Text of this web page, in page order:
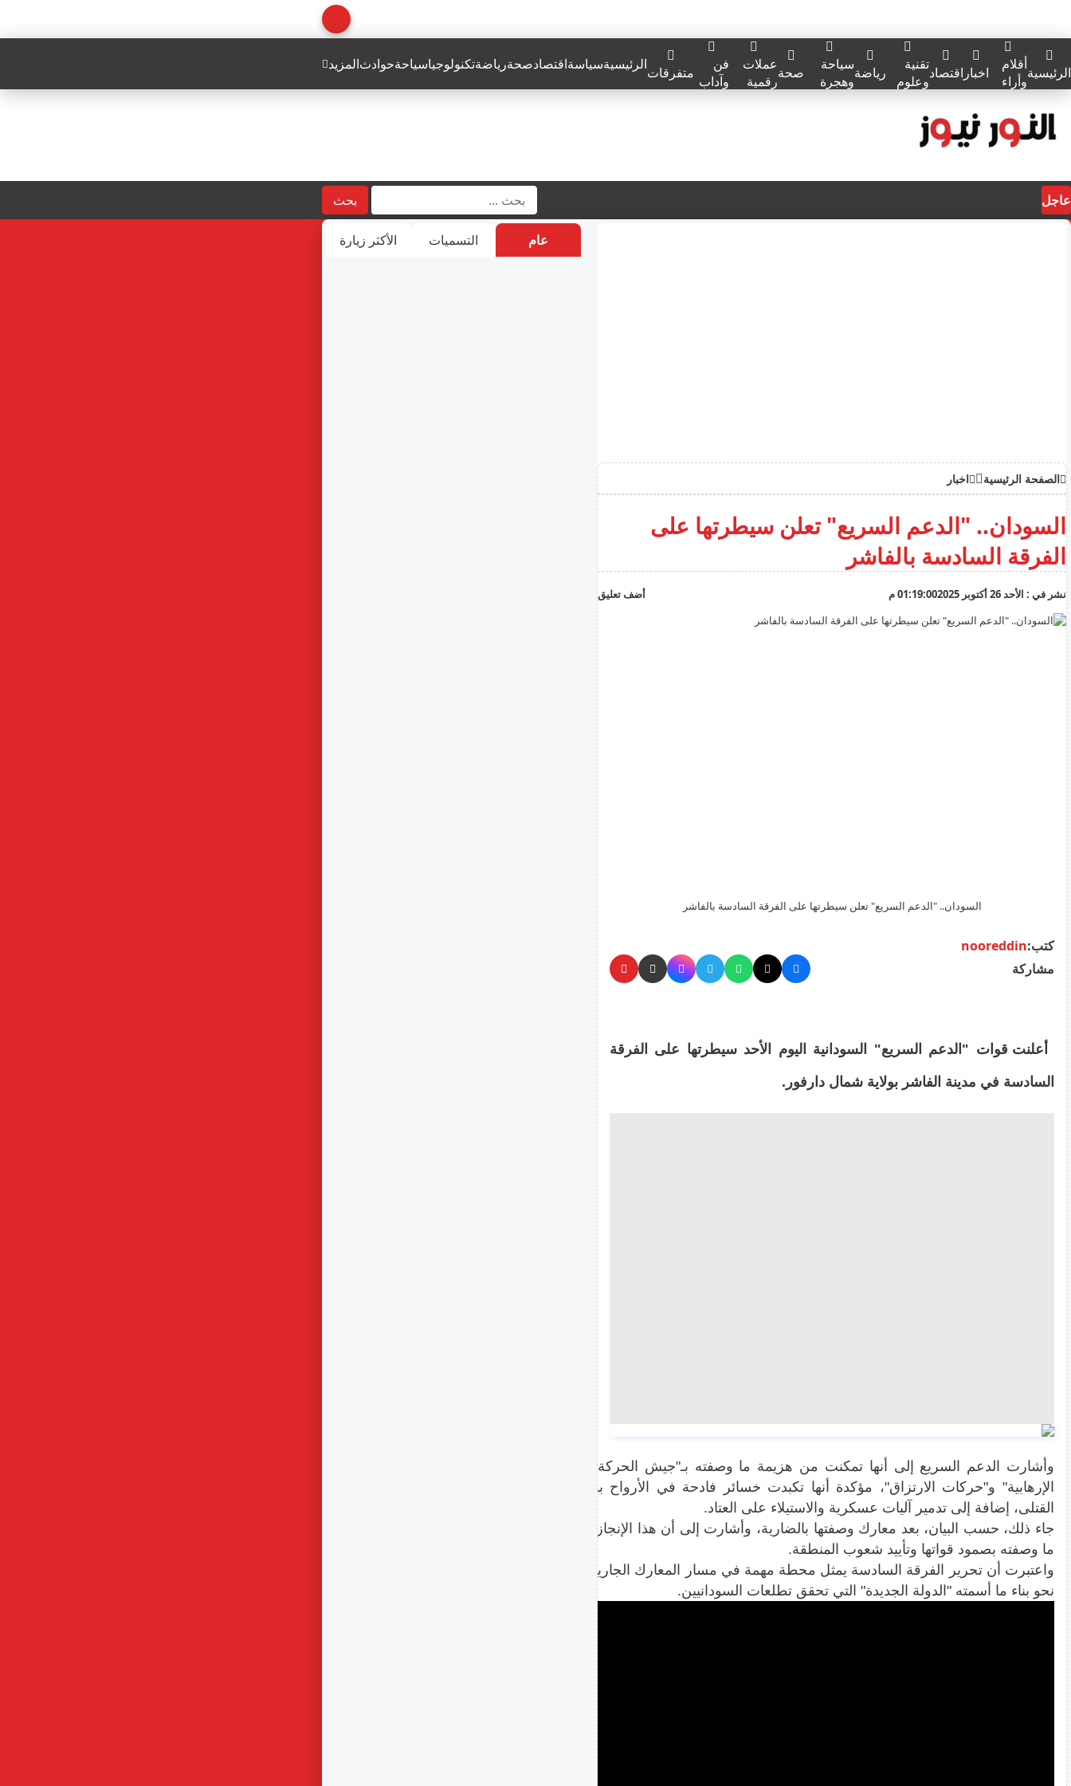
الرئيسيةأقلام
وأراء
اخبار اقتصادتقنية
وعلوم
رياضةسياحة
وهجرة
صحةعملات
رقمية
فن
وآداب متفرقاتالرئيسيةسياسةاقتصادصحةرياضةتكنولوجياسياحةحوادثالمزيد
عاجل بحث
الصفحة الرئيسية اخبار
السودان.. "الدعم السريع" تعلن سيطرتها على
الفرقة السادسة بالفاشر
نشر في : الأحد 26 أكتوبر 2025 01:19:00 م أضف تعليق
السودان.. "الدعم السريع" تعلن سيطرتها على الفرقة السادسة بالفاشر
كتب:nooreddin
مشاركة
أعلنت قوات "الدعم السريع" السودانية اليوم الأحد سيطرتها على الفرقة
السادسة في مدينة الفاشر بولاية شمال دارفور.
وأشارت الدعم السريع إلى أنها تمكنت من هزيمة ما وصفته بـ"جيش الحركة الإسلامية
الإرهابية" و"حركات الارتزاق"، مؤكدة أنها تكبدت خسائر فادحة في الأرواح بلغت آلاف
القتلى، إضافة إلى تدمير آليات عسكرية والاستيلاء على العتاد.
جاء ذلك، حسب البيان، بعد معارك وصفتها بالضارية، وأشارت إلى أن هذا الإنجاز تم بفضل
ما وصفته بصمود قواتها وتأييد شعوب المنطقة.
واعتبرت أن تحرير الفرقة السادسة يمثل محطة مهمة في مسار المعارك الجارية، وخطوة
نحو بناء ما أسمته "الدولة الجديدة" التي تحقق تطلعات السودانيين.
عام التسميات الأكثر زيارة